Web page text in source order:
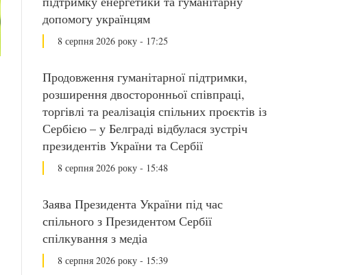
допомогу українцям
8 серпня 2026 року - 17:25
Продовження гуманітарної підтримки,
розширення двосторонньої співпраці,
торгівлі та реалізація спільних проєктів із
Сербією – у Белграді відбулася зустріч
президентів України та Сербії
8 серпня 2026 року - 15:48
Заява Президента України під час
спільного з Президентом Сербії
спілкування з медіа
8 серпня 2026 року - 15:39